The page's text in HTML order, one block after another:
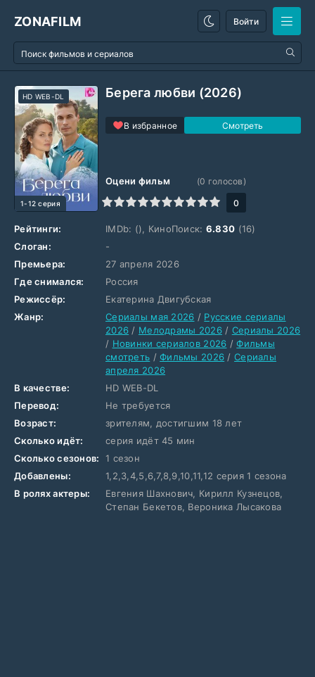
ZONAFILM Войти
Берега любви (2026)
В избранное
HD WEB-DL
1-12 серия
Оцени фильм
1
2 3 4 5 7 8 9 10
(0 голосов)
0
Рейтинги: IMDb: (), КиноПоиск: 6.830 (16)
Слоган:
-
Премьера:
27 апреля 2026
Где снимался:
Россия
Режиссёр:
Екатерина Двигубская
Жанр:
Сериалы мая 2026 / Русские сериалы
2026 / Мелодрамы 2026/ Сериалы 2026
/ Новинки сериалов 2026 /Фильмы
смотреть /Фильмы 2026 /Сериалы
апреля 2026
В качестве:
HD WEB-DL
Перевод:
Не требуется
Возраст:
зрителям, достигшим 18 лет
Сколько идёт:
серия идёт 45 мин
Сколько сезонов:
1 сезон
Добавлены:
1,2,3,4,5,6,7,8,9,10,11,12 серия 1 сезона
В ролях актеры:
Евгения Шахнович, Кирилл Кузнецов,
Степан Бекетов, Вероника Лысакова